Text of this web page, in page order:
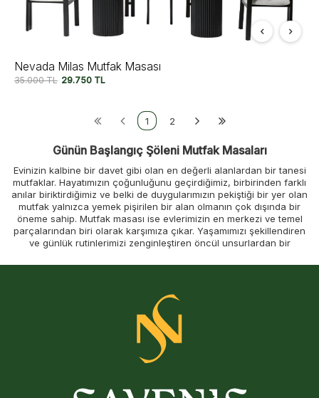
Nevada Milas Mutfak Masası
35.000TL 29.750 TL
1 2
Günün Başlangıç Şöleni Mutfak Masaları
Evinizin kalbine bir davet gibi olan en değerli alanlardan bir tanesi
mutfaklar. Hayatımızın çoğunluğunu geçirdiğimiz, birbirinden farklı
anılar biriktirdiğimiz ve belki de duygularımızın pekiştiği bir yer olan
mutfak yalnızca yemek pişirilen bir alan olmanın çok dışında bir
öneme sahip. Mutfak masası ise evlerimizin en merkezi ve temel
parçalarından biri olarak karşımıza çıkar. Yaşamımızı şekillendiren
ve günlük rutinlerimizi zenginleştiren öncül unsurlardan bir
ile vakit geçirdiğimiz, arkadaşlarımızla koyu sohbetlere daldığımız,
etrafında atıyor.
Sabahın erken saatlerinde güne başlamak için en önemli yerdir,
mutfak masası. Yuvarlak mutfak masası hayal edin, etrafında en
sevdiğiniz insanlar ile beraber güne kahkahalar eşliğinde
başlamak hoş olmaz mıydı? Koyu sohbetlerinize ve insana enerji
da besleyerek her öğününüz çok daha zengin bir hale gelebilir.